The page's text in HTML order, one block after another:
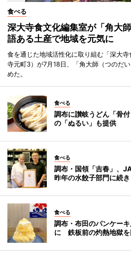
食べる
深大寺食文化編集室が「角大
語ある土産で地域を元気に
食を通じた地域活性化に取り組む「深大
寺元町3）が7月18日、「角大師（つのだ
めた。
食べる
調布に讃岐うどん「骨
の「ぬるい」も提供
食べる
調布・国領「吉春」、
昨年の水餃子部門に続き
食べる
調布・布田のパンケー
に 鉄板前の灼熱地獄を